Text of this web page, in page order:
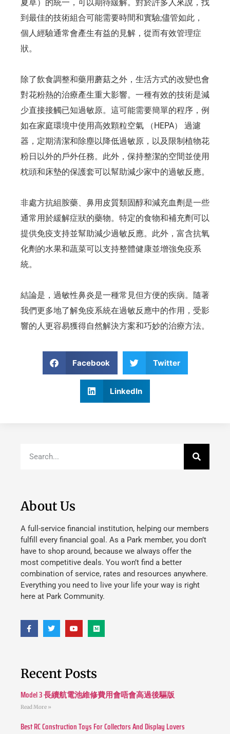
夏草）的統一，可以期待緩解。對於許多人來說，找
到最佳的技術組合可能需要時間和實驗;儘管如此，
個人經驗通常會產生有益的見解，從而有效管理症
狀。
除了飲食調整和藥用蘑菇之外，生活方式的改變也會
對花粉熱的治療產生重大影響。一種有效的技術是減
少直接接觸已知過敏原。這可能需要簡單的程序，例
如在家庭環境中使用高效顆粒空氣 （HEPA） 過濾
器，定期清潔和除塵以降低過敏原，以及限制植物花
粉日以外的戶外任務。此外，保持整潔的空間並使用
枕頭和床墊的保護套可以幫助減少家中的過敏反應。
非處方抗組胺藥、鼻用皮質類固醇和減充血劑是一些
通常用於緩解症狀的藥物。特定的食物和補充劑可以
提供免疫支持並幫助減少過敏反應。此外，富含抗氧
化劑的水果和蔬菜可以支持整體健康並增強免疫系
統。
結論是，過敏性鼻炎是一種常見但方便的疾病。隨著
我們更多地了解免疫系統在過敏反應中的作用，受影
響的人更容易獲得自然解決方案和巧妙的治療方法。
Facebook Twitter
LinkedIn
About Us
A full-service financial institution, helping our members
fulfill every financial goal. As a Park member, you don’t
have to shop around, because we always offer the
most competitive deals. You won’t find a better
combination of service, rates and resources anywhere.
Everything you need to live your life your way is right
here at Park Community.
Recent Posts
Model 3 長續航電池維修費用會唔會高過後驅版
Read More »
Best RC Construction Toys For Collectors And Display Lovers